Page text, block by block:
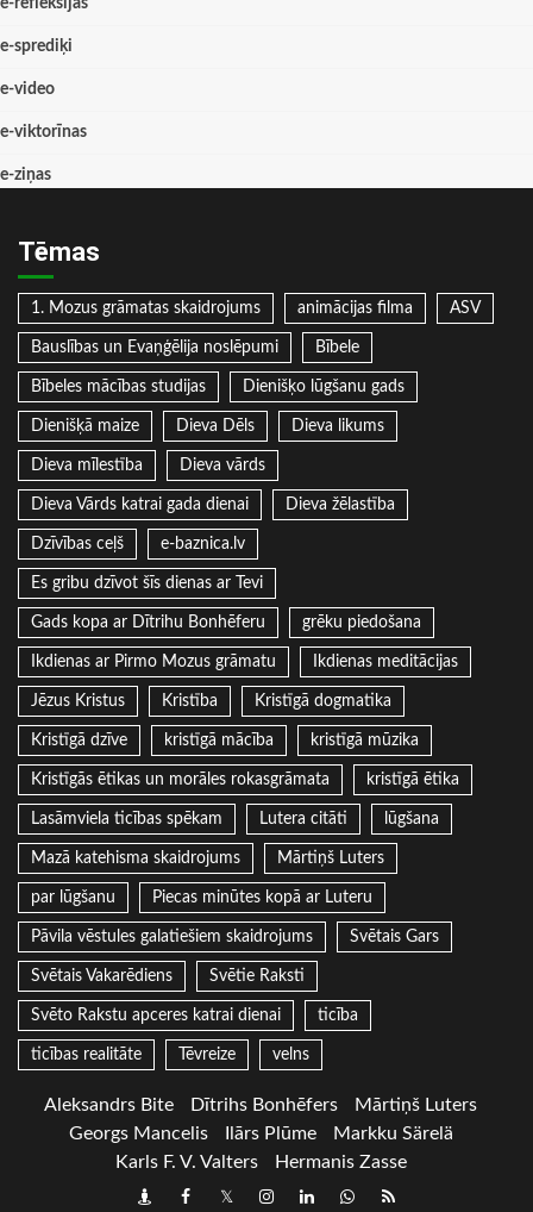
e-refleksijas
e-sprediķi
e-video
e-viktorīnas
e-ziņas
Tēmas
1. Mozus grāmatas skaidrojums animācijas filma ASV
Bauslības un Evaņģēlija noslēpumi Bībele
Bībeles mācības studijas Dienišķo lūgšanu gads
Dienišķā maize Dieva Dēls Dieva likums
Dieva mīlestība Dieva vārds
Dieva Vārds katrai gada dienai Dieva žēlastība
Dzīvības ceļš e-baznica.lv
Es gribu dzīvot šīs dienas ar Tevi
Gads kopa ar Dītrihu Bonhēferu grēku piedošana
Ikdienas ar Pirmo Mozus grāmatu Ikdienas meditācijas
Jēzus Kristus Kristība Kristīgā dogmatika
Kristīgā dzīve kristīgā mācība kristīgā mūzika
Kristīgās ētikas un morāles rokasgrāmata kristīgā ētika
Lasāmviela ticības spēkam Lutera citāti lūgšana
Mazā katehisma skaidrojums Mārtiņš Luters
par lūgšanu Piecas minūtes kopā ar Luteru
Pāvila vēstules galatiešiem skaidrojums Svētais Gars
Svētais Vakarēdiens Svētie Raksti
Svēto Rakstu apceres katrai dienai ticība
ticības realitāte Tēvreize velns
Aleksandrs Bite Dītrihs Bonhēfers
Mārtiņš Luters
Georgs Mancelis
Ilārs Plūme
Markku Särelä
Karls F. V. Valters
Hermanis Zasse
DraugiemFacebook
TwitterInstagram
LinkedInwhatsapp
RSS